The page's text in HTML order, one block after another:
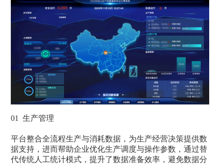
01 生产管理
平台整合全流程生产与消耗数据，为生产经营决策提供数
据支持，进而帮助企业优化生产调度与操作参数，通过替
代传统人工统计模式，提升了数据准备效率，避免数据分